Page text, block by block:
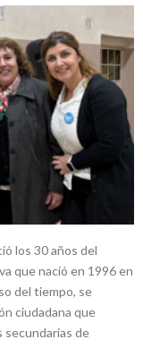
los 30 años del
que nació en 1996 en
del tiempo, se
ciudadana que
secundarias de